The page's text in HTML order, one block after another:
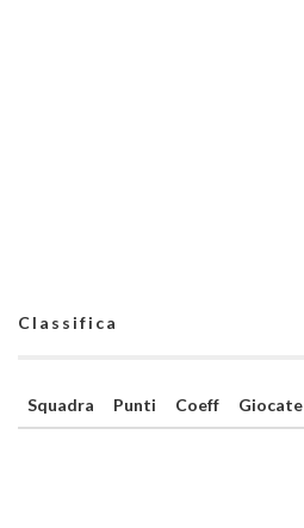
Classifica
Squadra Punti Coeff Giocate